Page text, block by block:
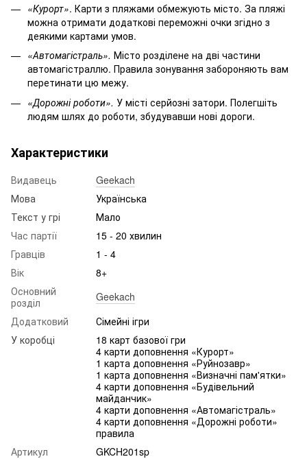
«Курорт». Карти з пляжами обмежують місто. За пляжі
можна отримати додаткові переможні очки згідно з
деякими картами умов.
«Автомагістраль». Місто розділене на дві частини
автомагістраллю. Правила зонування забороняють вам
перетинати цю межу.
«Дорожні роботи». У місті серйозні затори. Полегшіть
людям шлях до роботи, збудувавши нові дороги.
Характеристики
Видавець
Geekach
Мова
Українська
Текст у грі
Мало
Час партії
15 - 20 хвилин
Гравців
1 - 4
Вік
8+
Основний
розділ
Geekach
Додатковий
Сімейні ігри
У коробці
18 карт базової гри
4 карти доповнення «Курорт»
1 карта доповнення «Руйнозавр»
1 карта доповнення «Визначні пам'ятки»
4 карти доповнення «Будівельний
майданчик»
4 карти доповнення «Автомагістраль»
4 карти доповнення «Дорожні роботи»
правила
Артикул
GKCH201sp